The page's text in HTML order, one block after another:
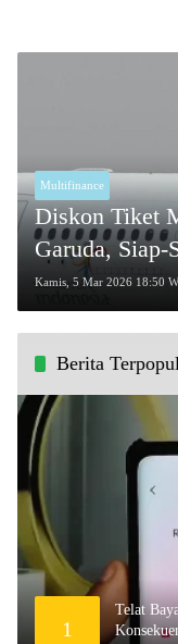
Multifinance
Diskon Tiket
Garuda,
Halaman! Kamis, 5 Mar 2026
Berita
1
Telat